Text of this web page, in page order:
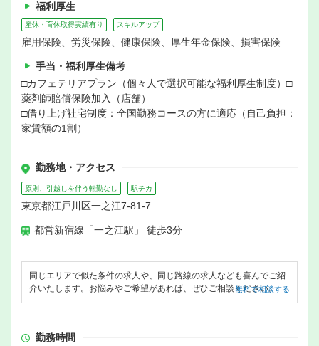
福利厚生
産休・育休取得実績有り スキルアップ
雇用保険、労災保険、健康保険、厚生年金保険、損害保険
手当・福利厚生備考
□カフェテリアプラン（個々人で選択可能な福利厚生制度）□
薬剤師賠償保険加入（店舗）
□借り上げ社宅制度：全国勤務コースの方に適応（自己負担：
家賃額の1割）
勤務地・アクセス
原則、引越しを伴う転勤なし 駅チカ
東京都江戸川区一之江7-81-7
都営新宿線「一之江駅」 徒歩3分
同じエリアで似た条件の求人や、同じ路線の求人なども喜んでご紹
介いたします。お悩みやご希望があれば、ぜひご相談ください。
無料で相談する
勤務時間